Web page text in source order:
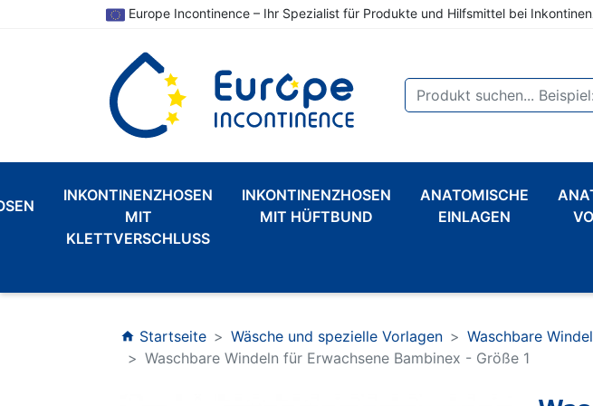
Europe Incontinence – Ihr Spezialist für Produkte und Hilfsmittel bei
INKONTINENZHOSEN
MIT
KLETTVERSCHLUSS
INKONTINENZHOSEN
MIT HÜFTBUND
ANATOMISCHE
EINLAGEN
home Startseite Wäsche und spezielle Vorlagen
Waschbare
Waschbare Windeln für Erwachsene Bambinex - Größe 1